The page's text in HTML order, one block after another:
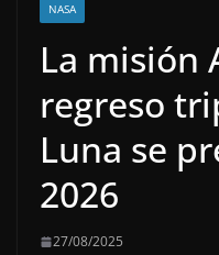
NASA
La misión
regreso
Luna se
2026
27/08/2025